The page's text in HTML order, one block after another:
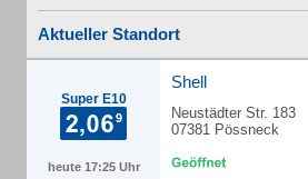
Aktueller Standort
Super E10
heute 17:25 Uhr
Shell
Neustädter Str. 183
07381 Pössneck